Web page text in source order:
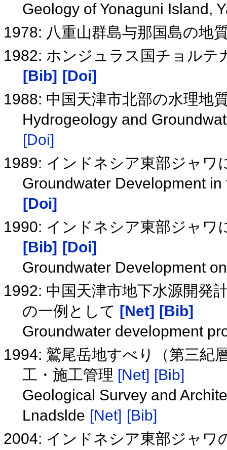
Geology of Yonaguni Island,
1978: 八重山群島与那国島の地
1982: ホンジュラス国チョル
[Bib]
[Doi]
1988: 中国天津市北部の水理地
Hydrogeology and
[Doi]
1989: インドネシア東部ジャワ
Groundwater Development
[Doi]
1990: インドネシア東部ジャ
[Bib]
[Doi]
Groundwater Development
1992: 中国天津市地下水源開発
の一例として [Net] [Bib]
Groundwater development
1994: 鷲尾岳地すべり（第三紀
工・施工管理 [Net] [Bib]
Geological Survey and
Lnadslde [Net] [Bib]
2004: インドネシア東部ジャワ